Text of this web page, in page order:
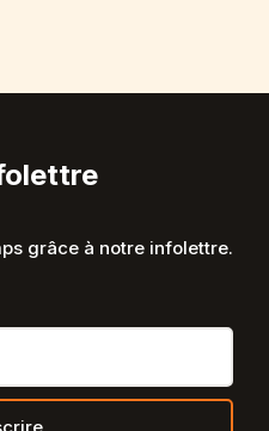
grâce à notre infolettre.